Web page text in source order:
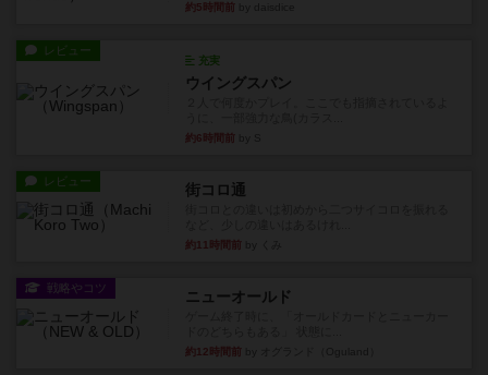
約5時間前
レビュー
充実
ウイングスパン
約6時間前
レビュー 街コロ通
約11時間前
戦略やコツ ニューオールド
約12時間前